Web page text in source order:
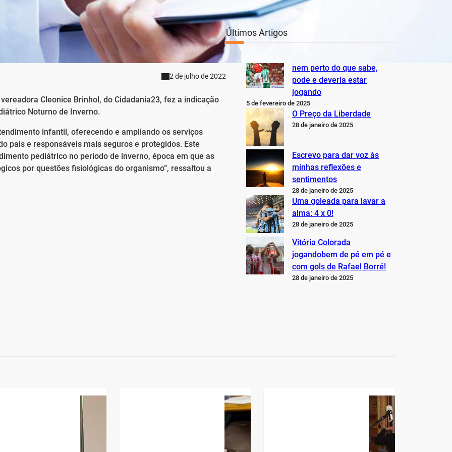
2 de julho de 2022
Cleonice Brinhol, do Cidadania23, fez a indicação
Noturno de Inverno.
infantil, oferecendo e ampliando os serviços
pais e responsáveis mais seguros e protegidos. Este
pediátrico no período de inverno, época em que as
por questões fisiológicas do organismo”, ressaltou a
Últimos Artigos
nem perto do que sabe,
pode e deveria estar
jogando
5 de fevereiro de 2025
O Preço da Liberdade
28 de janeiro de 2025
Escrevo para dar voz às
minhas reflexões e
sentimentos
28 de janeiro de 2025
Uma goleada para lavar a
alma: 4 x 0!
28 de janeiro de 2025
Vitória Colorada
jogandobem de pé em pé e
com gols de Rafael Borré!
28 de janeiro de 2025